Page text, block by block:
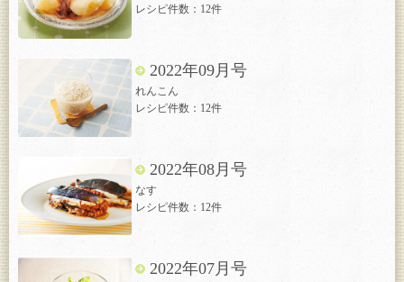
レシピ件数：12件
2022年09月号
れんこん
レシピ件数：12件
2022年08月号
なす
レシピ件数：12件
2022年07月号